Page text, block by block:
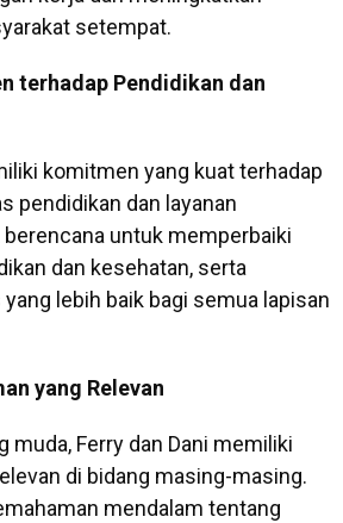
setempat.
terhadap Pendidikan dan
komitmen yang kuat terhadap
pendidikan dan layanan
untuk memperbaiki
dan kesehatan, serta
lebih baik bagi semua lapisan
yang Relevan
muda, Ferry dan Dani memiliki
di bidang masing-masing.
mendalam tentang